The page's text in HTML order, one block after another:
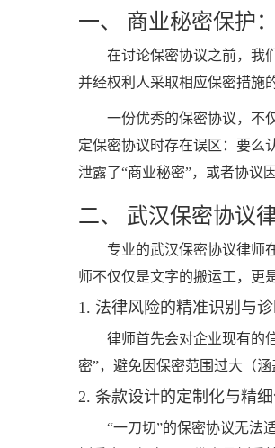
一、 商业秘密保护
在讨论保密协议之前，我
并经权利人采取相应保密措施
一份优秀的保密协议，不
定保密协议时存在误区：要么
泄露了“商业秘密”，或者协议
二、 武汉保密协议
专业的武汉保密协议律师
师不仅仅是文字的搬运工，更
1. 法律风险的精准识别与
律师首先会对企业现有的
密”，避免因保密范围过大（
2. 条款设计的定制化与精
“一刀切”的保密协议无法